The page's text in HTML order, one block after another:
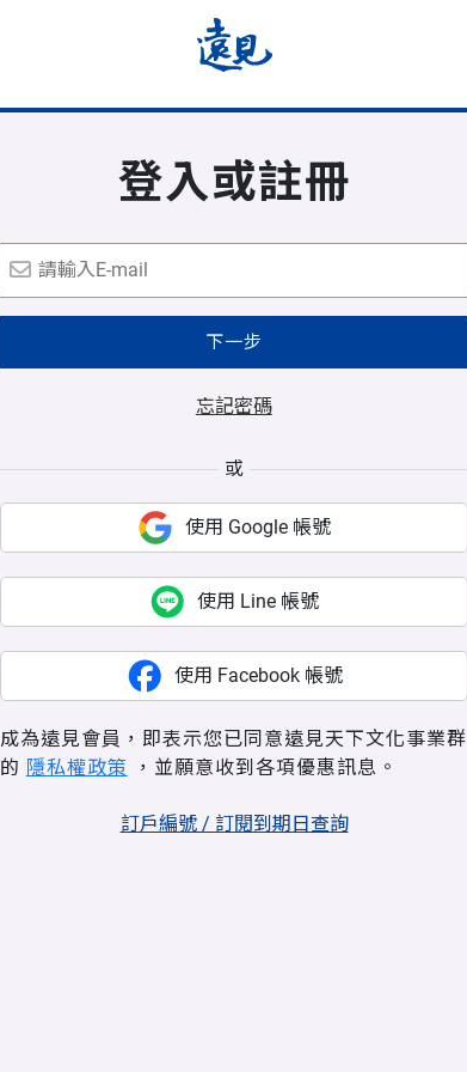
登入或註冊
下一步
忘記密碼
或
使用 Google 帳號
使用 Line 帳號
使用 Facebook 帳號
成為遠見會員，即表示您已同意遠見天下文化事業群
的 隱私權政策 ，並願意收到各項優惠訊息。
訂戶編號 / 訂閱到期日查詢